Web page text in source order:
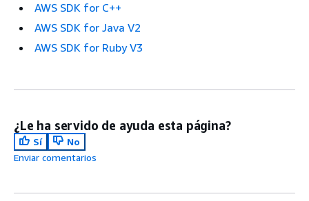
AWS SDK for C++
AWS SDK for Java V2
AWS SDK for Ruby V3
¿Le ha servido de ayuda esta página?
Sí
No
Enviar comentarios